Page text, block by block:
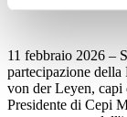
11 febbraio 2026 –
partecipazione della
von der Leyen, capi
Presidente di Cepi